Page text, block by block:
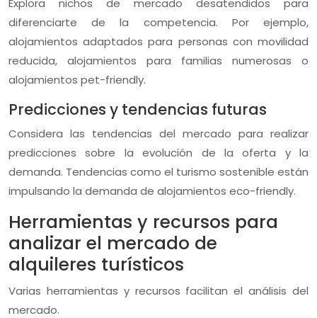
Explora nichos de mercado desatendidos para
diferenciarte de la competencia. Por ejemplo,
alojamientos adaptados para personas con movilidad
reducida, alojamientos para familias numerosas o
alojamientos pet-friendly.
Predicciones y tendencias futuras
Considera las tendencias del mercado para realizar
predicciones sobre la evolución de la oferta y la
demanda. Tendencias como el turismo sostenible están
impulsando la demanda de alojamientos eco-friendly.
Herramientas y recursos para
analizar el mercado de
alquileres turísticos
Varias herramientas y recursos facilitan el análisis del
mercado.